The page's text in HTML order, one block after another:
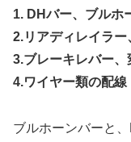
1. DHバー、ブルホ
2.リアディレイラ
3.ブレーキレバー
4.ワイヤー類の配線
ブルホーンバーと